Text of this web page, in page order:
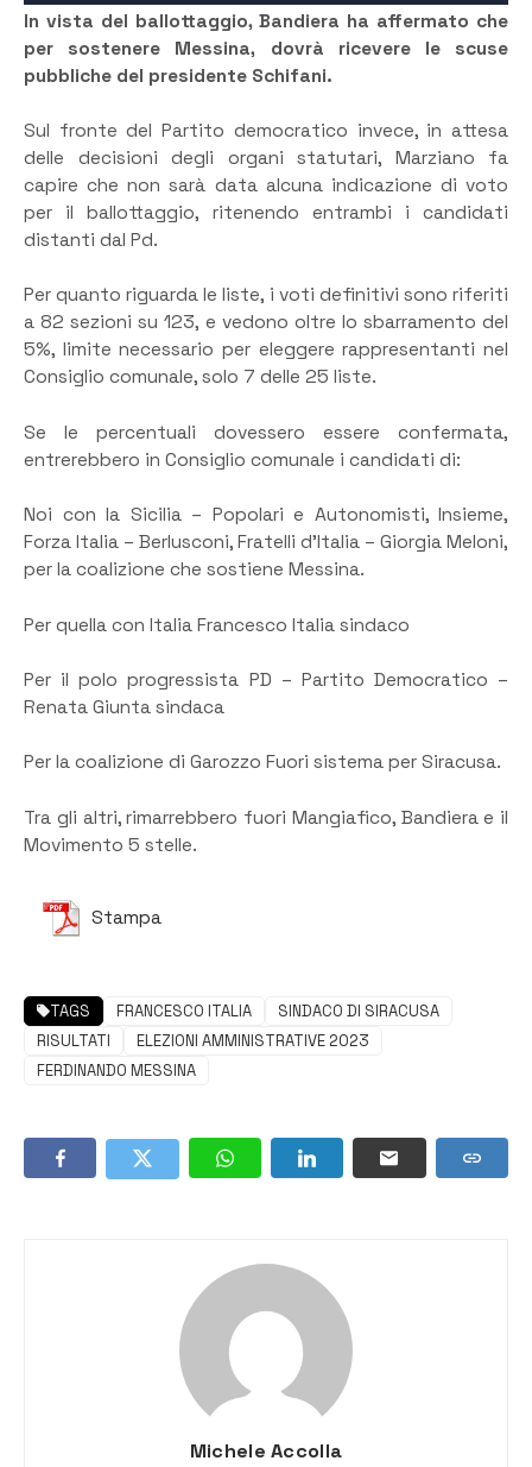
In vista del ballottaggio, Bandiera ha affermato che
per sostenere Messina, dovrà ricevere le scuse
pubbliche del presidente Schifani.
Sul fronte del Partito democratico invece, in attesa
delle decisioni degli organi statutari, Marziano fa
capire che non sarà data alcuna indicazione di voto
per il ballottaggio, ritenendo entrambi i candidati
distanti dal Pd.
Per quanto riguarda le liste, i voti definitivi sono riferiti
a 82 sezioni su 123, e vedono oltre lo sbarramento del
5%, limite necessario per eleggere rappresentanti nel
Consiglio comunale, solo 7 delle 25 liste.
Se le percentuali dovessero essere confermata,
entrerebbero in Consiglio comunale i candidati di:
Noi con la Sicilia – Popolari e Autonomisti, Insieme,
Forza Italia – Berlusconi, Fratelli d’Italia – Giorgia Meloni,
per la coalizione che sostiene Messina.
Per quella con Italia Francesco Italia sindaco
Per il polo progressista PD – Partito Democratico –
Renata Giunta sindaca
Per la coalizione di Garozzo Fuori sistema per Siracusa.
Tra gli altri, rimarrebbero fuori Mangiafico, Bandiera e il
Movimento 5 stelle.
Stampa
TAGS FRANCESCO ITALIA
SINDACO DI SIRACUSA
RISULTATI
ELEZIONI AMMINISTRATIVE 2023
FERDINANDO MESSINA
Michele Accolla